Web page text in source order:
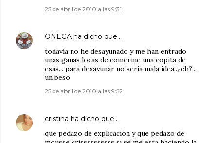
25 de abril de 2010 a las 9:31
ONEGA ha dicho que…
todavía no he desayunado y me han entrado
unas ganas locas de comerme una copita de
esas... para desayunar no sería mala idea..¿eh?...
un beso
25 de abril de 2010 a las 9:52
cristina ha dicho que…
que pedazo de explicacion y que pedazo de